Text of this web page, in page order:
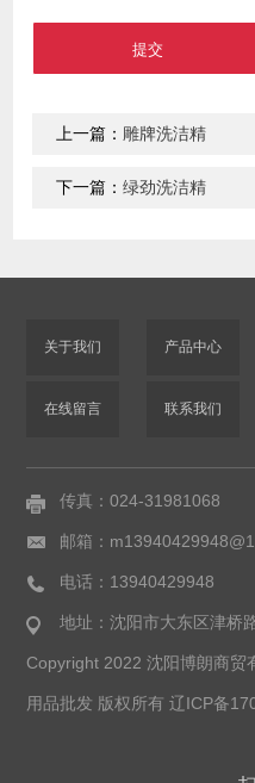
上一篇： 雕牌洗洁精
下一篇：绿劲洗洁精
关于我们 产品中心
在线留言 联系我们
传真：024-31981068
邮箱：
电话：13940429948
地址：沈阳市大东区津桥
Copyright 2022 沈阳博朗商贸
用品批发 版权所有辽ICP备